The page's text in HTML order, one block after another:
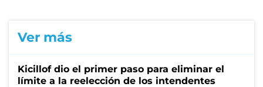
Ver más
Kicillof dio el primer paso para eliminar el
límite a la reelección de los intendentes